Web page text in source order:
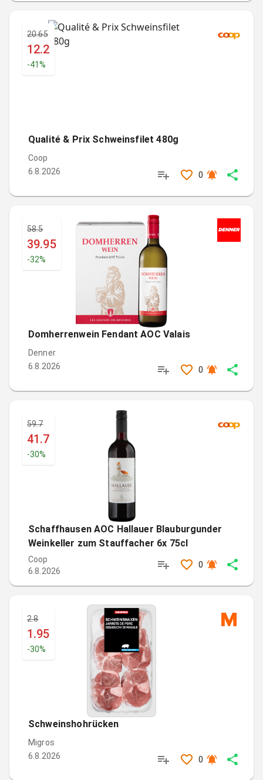
20.65
12.2
-41%
Qualité & Prix Schweinsfilet 480g
Coop
6.8.2026
0
58.5
39.95
-32%
Domherrenwein Fendant AOC Valais
Denner
6.8.2026
0
59.7
41.7
-30%
Schaffhausen AOC Hallauer Blauburgunder
Weinkeller zum Stauffacher 6x 75cl
Coop
6.8.2026
0
2.8
1.95
-30%
Schweinshohrücken
Migros
6.8.2026
0